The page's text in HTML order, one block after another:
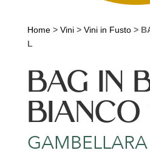
Home> Vini> Vini in Fusto>
L
BAG IN
GAMBELLARA